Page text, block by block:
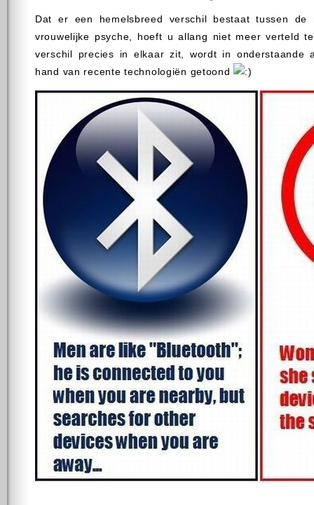
Dat er een hemelsbreed verschil bestaat tussen de
vrouwelijke psyche, hoeft u allang niet meer verteld
verschil precies in elkaar zit, wordt in onderstaande
hand van recente technologiën getoond